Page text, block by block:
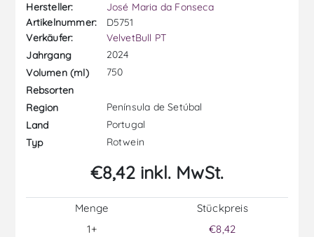
Hersteller:
José Maria da Fonseca
Artikelnummer:
D5751
Verkäufer:
VelvetBull PT
Jahrgang
2024
Volumen (ml)
750
Rebsorten
Region
Península de Setúbal
Land
Portugal
Typ
Rotwein
€8,42 inkl. MwSt.
Menge
1+
Stückpreis
€8,42